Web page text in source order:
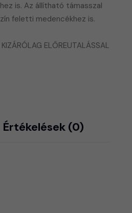
is. Az állítható támasszal
feletti medencékhez is.
ELŐREUTALÁSSAL
Értékelések (0)